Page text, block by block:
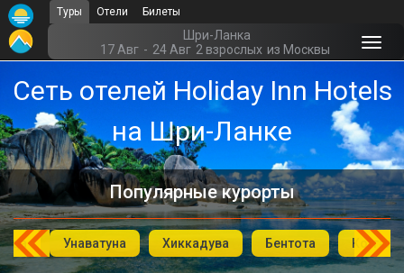
Туры Отели Билеты
Шри-Ланка
17 Авг - 24 Авг 2 взрослых из Москвы
Сеть отелей Holiday Inn Hotels
на Шри-Ланке
Популярные курорты
Унаватуна Хиккадува Бентота Коггала
Главная
Офис г. Москва
Помощь
Подборки отелей
Турция
Таиланд